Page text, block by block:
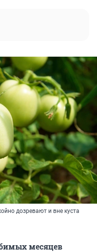
дозревают и вне куста
месяцев